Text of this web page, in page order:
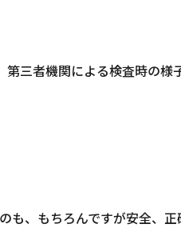
第三者機関による検査時の様
も、もちろんですが安全、正